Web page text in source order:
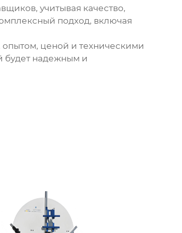
учитывая качество,
подход, включая
опытом, ценой и техническими
будет надежным и